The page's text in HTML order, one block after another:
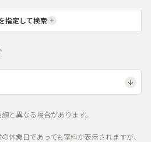
指定して検索
と異なる場合があります。
休業日であっても室料が表示されますが、